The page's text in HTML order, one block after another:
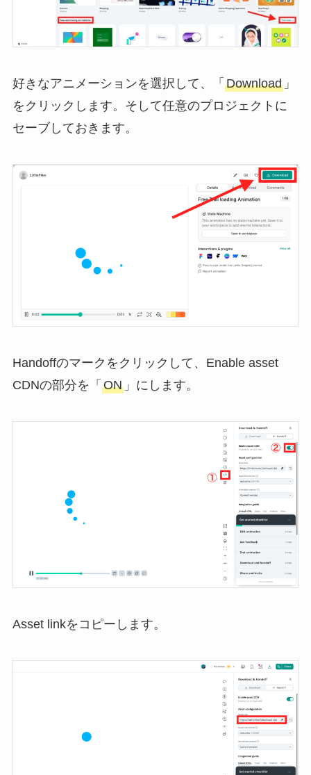
好きなアニメーションを選択して、「 Download」
をクリックします。そして任意のプロジェクトに
セーブしておきます。
Handoffのマークをクリックして、Enable asset
CDNの部分を「 ON」にします。
Asset linkをコピーします。